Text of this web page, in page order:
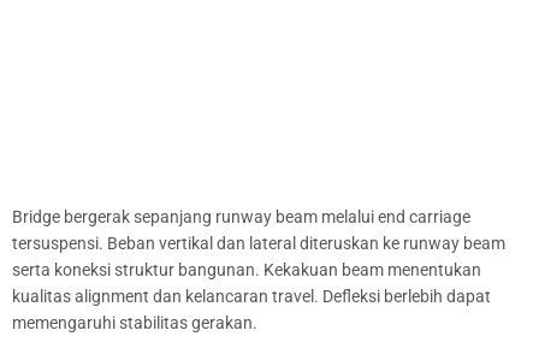
Bridge bergerak sepanjang runway beam melalui end carriage
tersuspensi. Beban vertikal dan lateral diteruskan ke runway beam
serta koneksi struktur bangunan. Kekakuan beam menentukan
kualitas alignment dan kelancaran travel. Defleksi berlebih dapat
memengaruhi stabilitas gerakan.